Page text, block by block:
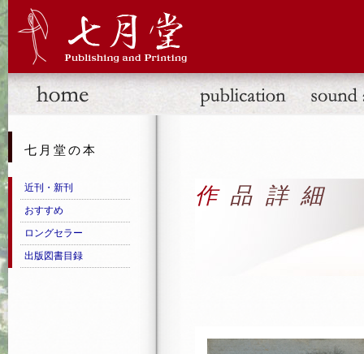
作品詳細
七月堂の本
近刊・新刊
おすすめ
ロングセラー
出版図書目録